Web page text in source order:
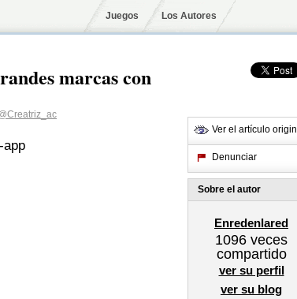
Juegos Los Autores
marcas con
Ver el artículo
Denunciar
Sobre el autor
Enredenlared
1096 veces
compartido
ver su perfil
ver su blog